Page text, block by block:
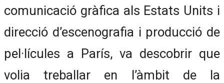
comunicació gràfica als Estats Units i
direcció d’escenografia i producció de
pel·lícules a París, va descobrir que
volia treballar en l’àmbit de la